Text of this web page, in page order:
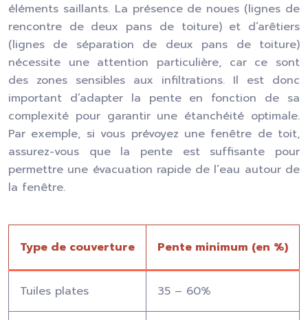
éléments saillants. La présence de noues (lignes de
rencontre de deux pans de toiture) et d’arêtiers
(lignes de séparation de deux pans de toiture)
nécessite une attention particulière, car ce sont
des zones sensibles aux infiltrations. Il est donc
important d’adapter la pente en fonction de sa
complexité pour garantir une étanchéité optimale.
Par exemple, si vous prévoyez une fenêtre de toit,
assurez-vous que la pente est suffisante pour
permettre une évacuation rapide de l’eau autour de
la fenêtre.
Type de couverture Pente minimum (en %)
Tuiles plates 35 – 60%